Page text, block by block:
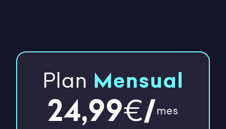
Plan Mensual
24,99€/mes